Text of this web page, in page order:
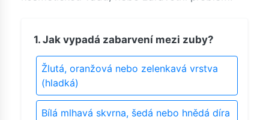
1. Jak vypadá zabarvení mezi zuby?
Žlutá, oranžová nebo zelenkavá vrstva
(hladká)
Bílá mlhavá skvrna, šedá nebo hnědá díra